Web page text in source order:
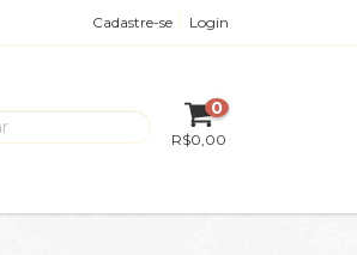
Cadastre-se Login
0
R$0,00